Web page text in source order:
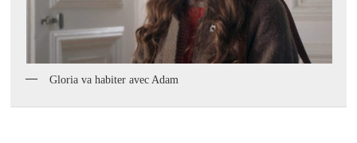
Gloria va habiter avec Adam